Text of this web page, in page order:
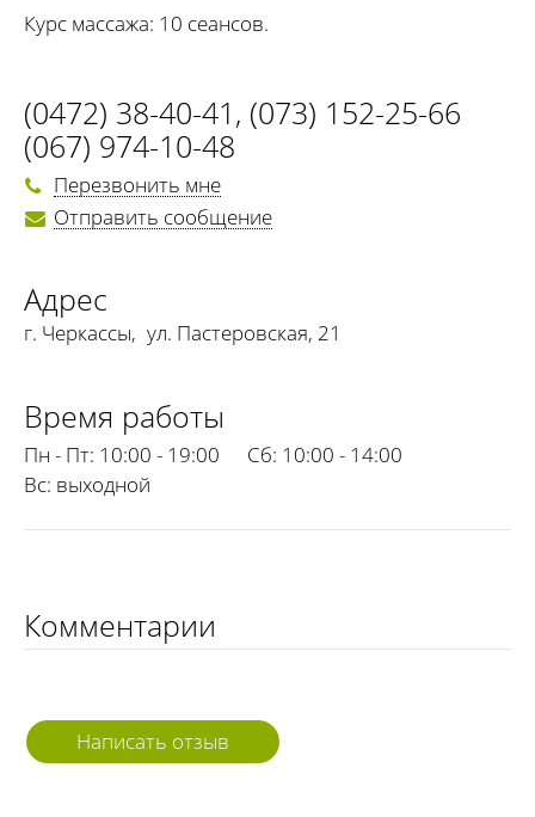
Курс массажа: 10 сеансов.
(0472) 38-40-41, (073) 152-25-66
(067) 974-10-48
Перезвонить мне
Отправить сообщение
Адрес
г. Черкассы, ул. Пастеровская, 21
Время работы
Пн - Пт: 10:00 - 19:00 Сб: 10:00 - 14:00
Вс: выходной
Комментарии
Написать отзыв